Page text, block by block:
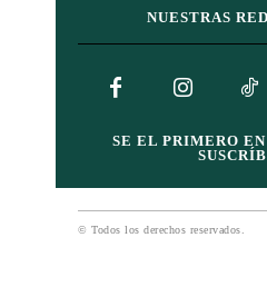
NUESTRAS
SE EL PRIMERO
© Todos los derechos reservados.